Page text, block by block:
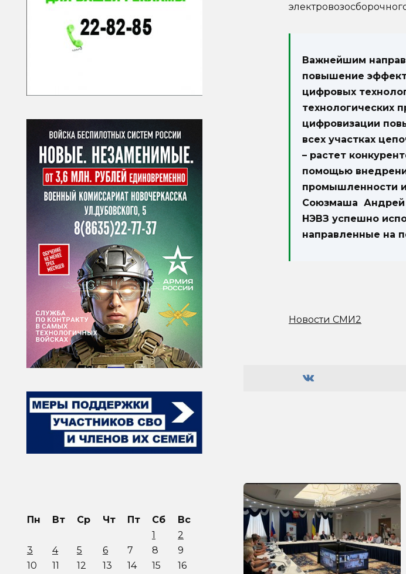
Важнейшим
повышение
цифровых
технологических
цифровизации
всех участках
– растет
помощью
промышленности и
Союзмаша Андрей
НЭВЗ успешно
направленные на
Новости СМИ2
Пн Вт Ср Чт Пт Сб
Вс
1
2
3
4 5 6 7 8
9
10
11 12 13 14 15
16